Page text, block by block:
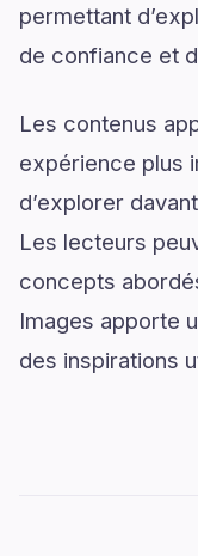
permettant
de confiance et
Les contenus
expérience plus
d’explorer
Les lecteurs
concepts
Images apporte
des inspirations